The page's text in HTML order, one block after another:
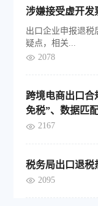
涉嫌接受虚开发
出口企业申报退税
疑点，相关...
2078
跨境电商出口合
免税”、数据匹
2167
税务局出口退税
2095